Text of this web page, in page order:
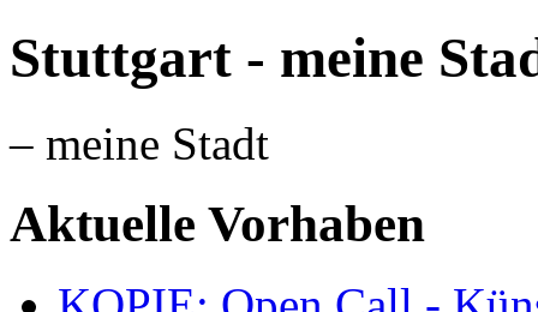
Stuttgart - meine
– meine Stadt
Aktuelle Vorhaben